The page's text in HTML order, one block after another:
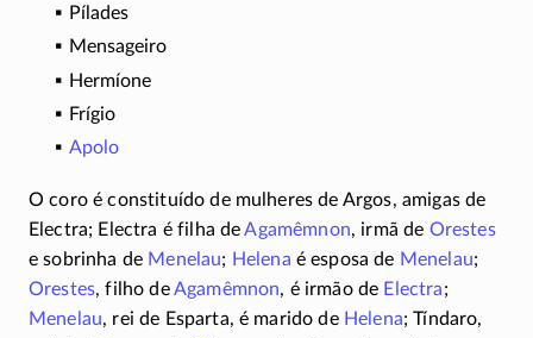
Pílades
Mensageiro
Hermíone
Frígio
Apolo
O coro é constituído de mulheres de Argos, amigas de
Electra; Electra é filha deAgamêmnon, irmã de Orestes
e sobrinha de Menelau; Helena é esposa de Menelau;
Orestes, filho deAgamêmnon, é irmão de Electra;
Menelau, rei de Esparta, é marido de Helena; Tíndaro,